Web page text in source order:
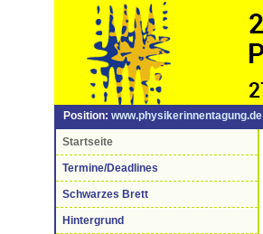
Position: www.physikerinnentagung.de
Startseite
Termine/Deadlines
Schwarzes Brett
Hintergrund